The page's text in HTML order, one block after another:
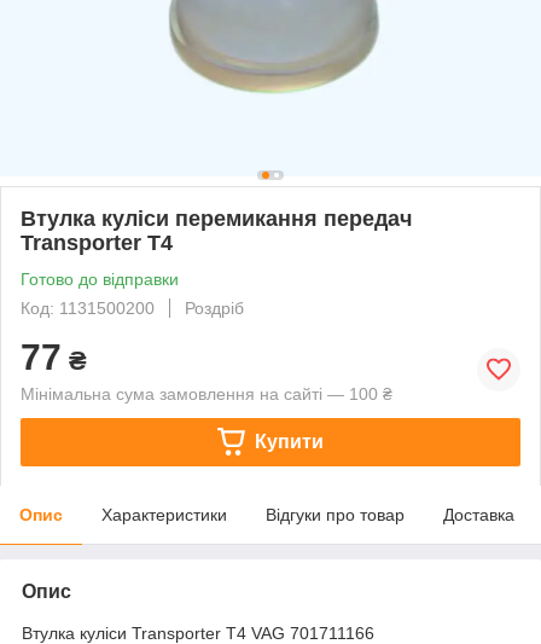
Втулка куліси перемикання передач
Transporter T4
Готово до відправки
Код: 1131500200
Роздріб
77 ₴
Мінімальна сума замовлення на сайті — 100 ₴
Купити
Опис Характеристики Відгуки про товар Доставка
Опис
Втулка куліси Transporter T4 VAG 701711166